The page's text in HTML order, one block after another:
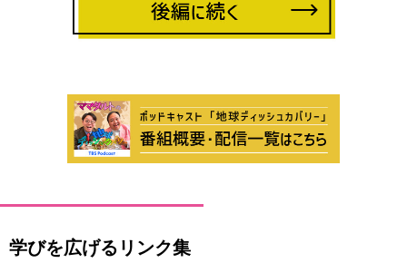
学びを広げるリンク集